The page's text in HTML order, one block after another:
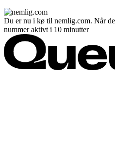
Du er nu i kø til nemlig.com. Når
nummer aktivt i 10 minutter